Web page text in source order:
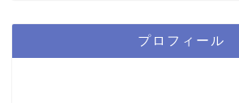
プロフィール